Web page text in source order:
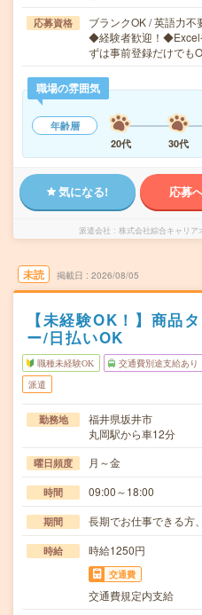
応募資格
ブランクOK / 英語力不
◆経験者歓迎！◆Excel
ずは事前登録だけでも
職場の雰囲気
年齢層
20代
30代
気になる! 応募
派遣会社 株式会社綜合キャリ
未読 掲載日 2026/08/05
【未経験OK！】商品
ー/日払いOK
職種未経験OK 交通費別途支給あり
派遣
勤務地
福井県坂井市
丸岡駅から車12分
曜日頻度 月～金
時間 09:00～18:00
期間 長期でお仕事できる方
時給 時給1250円
交通費
交通費規定内支給